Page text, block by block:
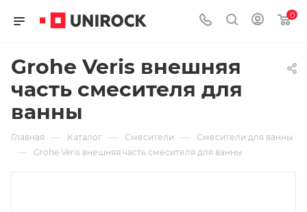
0
Grohe Veris внешняя
часть смесителя для
ванны
Главная — Каталог — Смесители — Смесители для ванны
— Grohe Veris внешняя часть смесителя для ванны